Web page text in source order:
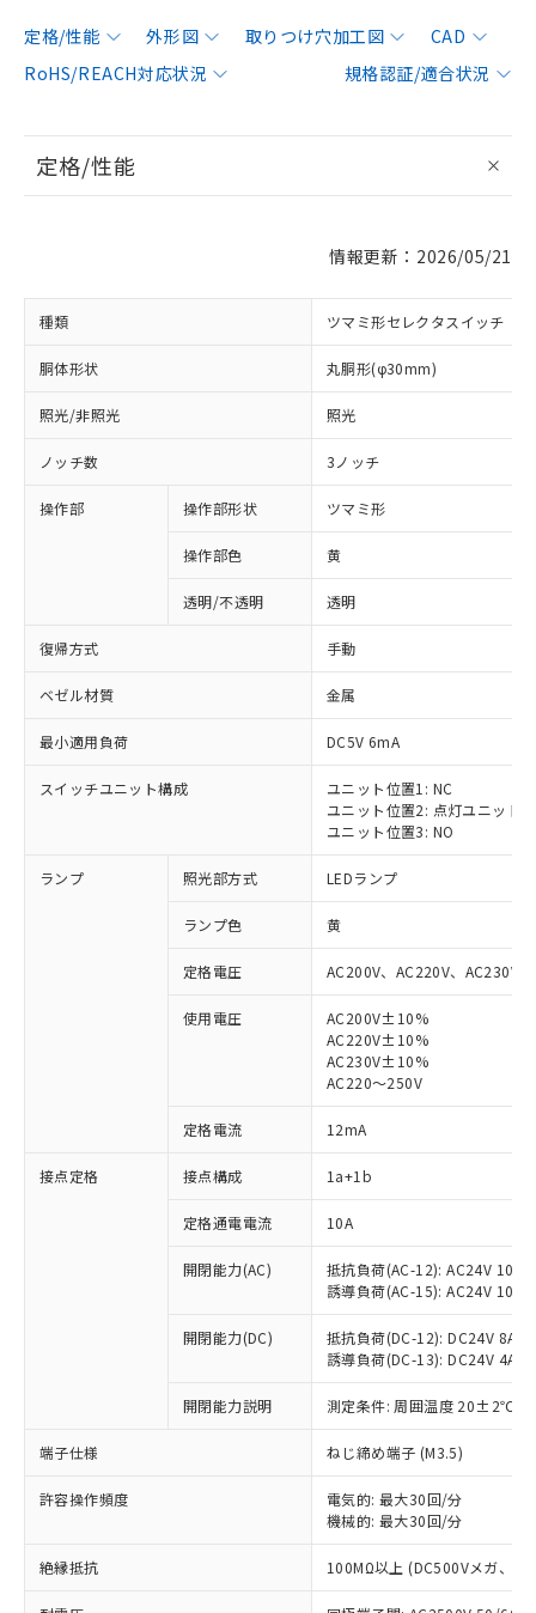
定格/性能 外形図 取りつけ穴加工図
CAD
RoHS/REACH対応状況
規格認証/適合状況
定格/性能
情報更新：2026/05/21
種類 ツマミ形セレクタスイッチ
胴体形状 丸胴形(φ30mm)
照光/非照光 照光
ノッチ数 3ノッチ
操作部 操作部形状 ツマミ形
操作部色 黄
透明/不透明 透明
復帰方式 手動
ベゼル材質 金属
最小適用負荷 DC5V 6mA
スイッチユニット構成
ユニット位置1: NC
ユニット位置2: 点灯ユニット
ユニット位置3: NO
ランプ 照光部方式 LEDランプ
ランプ色 黄
定格電圧 AC200V、AC220V、AC230V
使用電圧
AC200V±10%
AC220V±10%
AC230V±10%
AC220～250V
定格電流 12mA
接点定格 接点構成 1a+1b
定格通電電流 10A
開閉能力(AC)
抵抗負荷(AC-12): AC24V 10A/
誘導負荷(AC-15): AC24V
開閉能力(DC)
抵抗負荷(DC-12): DC24V 8A/
誘導負荷(DC-13): DC24V 4A/
開閉能力説明 測定条件: 周囲温度 20±2℃、
端子仕様 ねじ締め端子 (M3.5)
許容操作頻度
電気的: 最大30回/分
機械的: 最大30回/分
絶縁抵抗 100MΩ以上 (DC500Vメガ、点
ご利用条件
以下の条件をお読みいただき、同意のうえ
本サービスは、当社制御機器事業取扱
商品の当社在庫状況および標準価格
(税抜)を提供させていただくもので
当社制御機器事業取扱商品の中には、
本サービスの対象外となる商品もある
対応済み：EU RoHS指令（10物質）の
非含有に対応した製品が提供可能な商品で
対応予定：EU RoHS指令（10物質）の非含
有に対応した製品に切り替える予定のある
対応予定なし：EU RoHS指令（10物質）の
非含有に非対応の商品で、対応品を出す予
定はありません。
調査・確認中：EU RoHS指令（10物質）の
非含有の対応状況を調査中または確認中の
非該当品：ライセンス料など無形物で、有
害物質有無と関係のない商品です。
仕入先様の事情により、非含有部品として
※1 中国RoHS○×表
「○」：最大均質材料含有率が中国RoHSの
基準値以下であることを示します。
「×」：最大均質材料含有率が中国RoHSの